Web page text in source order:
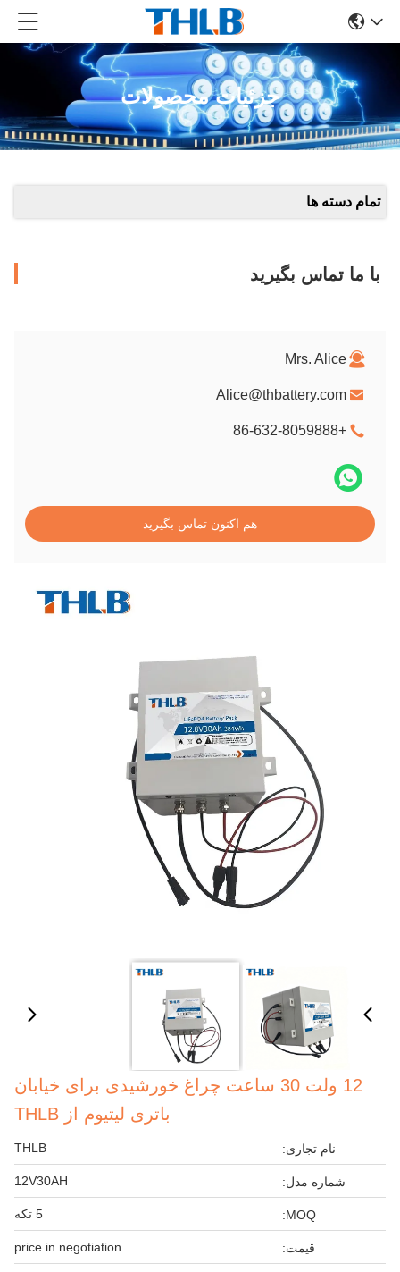
جزئیات محصولات
تمام دسته ها
با ما تماس بگیرید
Mrs. Alice
Alice@thbattery.com
+86-632-8059888
هم اکنون تماس بگیرید
12 ولت 30 ساعت چراغ خورشیدی برای خیابان
باتری لیتیوم از THLB
نام تجاری: THLB
شماره مدل: 12V30AH
MOQ: 5 تکه
قیمت: price in negotiation